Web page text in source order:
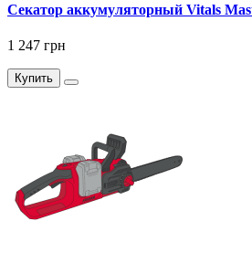
Секатор аккумуляторный Vitals
1 247 грн
Купить